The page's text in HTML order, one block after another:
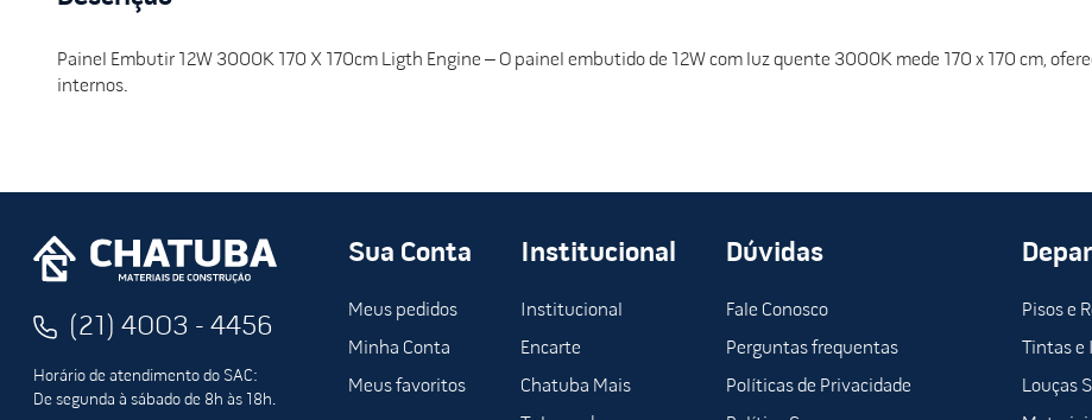
Painel Embutir 12W 3000K 170 X 170cm Ligth Engine – O painel embutido de 12W com luz quente 3000K mede 170 x 170 cm,
internos.
(21) 4003 - 4456
Horário de atendimento do SAC:
De segunda à sábado de 8h às 18h.
Sua Conta
Meus pedidos
Minha Conta
Meus favoritos
Institucional
Institucional
Encarte
Chatuba Mais
Dúvidas
Fale Conosco
Perguntas frequentas
Políticas de Privacidade
Pisos e
Tintas
Louças